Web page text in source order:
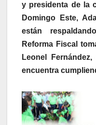
y presidenta de la
Domingo Este,
están
Reforma Fiscal
Leonel
encuentra